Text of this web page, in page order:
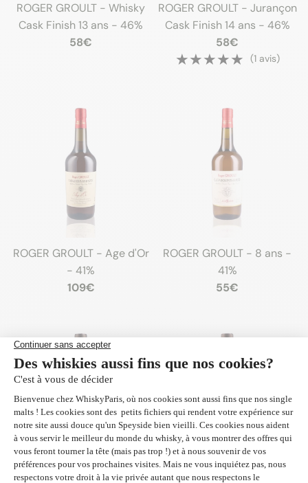
ROGER GROULT - Whisky
Cask Finish 13 ans - 46%
58€
ROGER GROULT - Jurançon
Cask Finish 14 ans - 46%
58€
★★★★★
★★★★★ (1 avis)
ROGER GROULT - Age d'Or
- 41%
109€
ROGER GROULT - 8 ans -
41%
55€
ROGER GROULT - ROGER GROULT - Banyuls